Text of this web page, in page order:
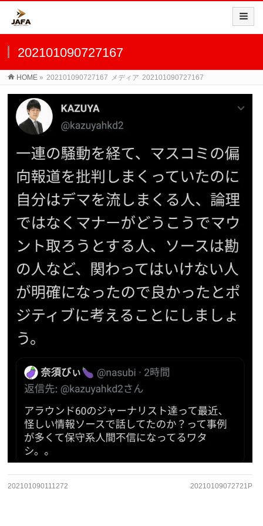
202101090727167
HOME » 202101090727167 メディア 202101090727167
202101090111272 20210109072721P